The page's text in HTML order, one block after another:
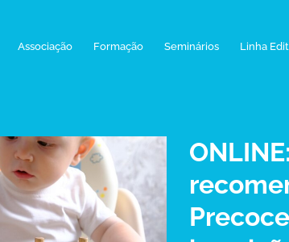
Associação Formação Seminários Linha